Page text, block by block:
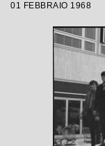
01 FEBBRAIO 1968